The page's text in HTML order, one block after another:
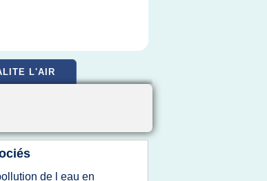
L'AIR
de l eau en